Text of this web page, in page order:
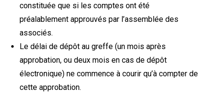
constituée que si les comptes ont été
préalablement approuvés par l’assemblée des
associés.
Le délai de dépôt au greffe (un mois après
approbation, ou deux mois en cas de dépôt
électronique) ne commence à courir qu’à compter de
cette approbation.